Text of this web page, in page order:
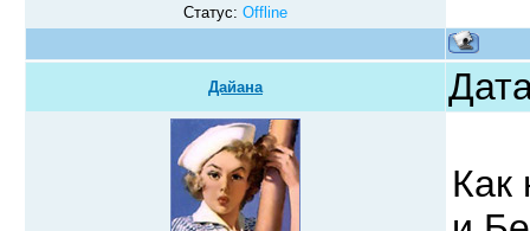
Статус: Offline
Дайана
Как